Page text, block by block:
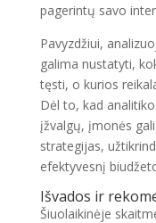
pagerintų savo
Pavyzdžiui,
galima nustatyti,
tęsti, o kurios
Dėl to, kad
įžvalgų, įmonės
strategijas,
efektyvesnį
Išvados ir
Šiuolaikinėje